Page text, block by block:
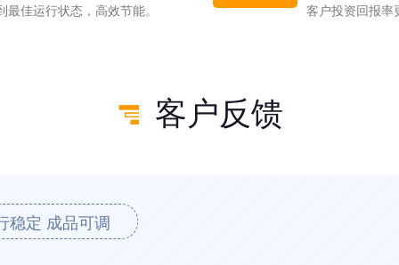
佳运行状态，高效节能。 客户投资回报率
客户反馈
稳定 成品可调